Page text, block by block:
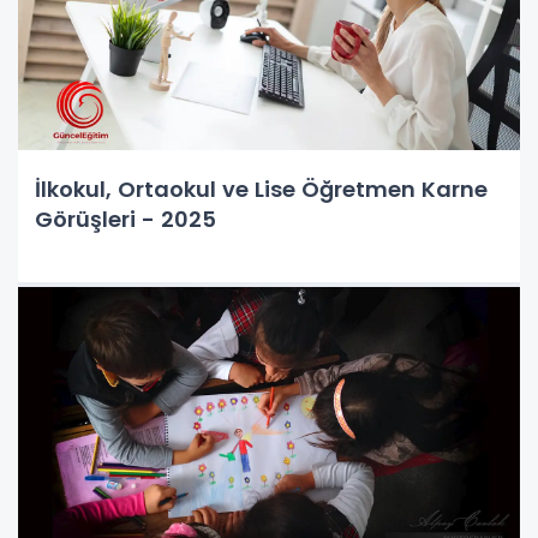
İlkokul, Ortaokul ve Lise Öğretmen Karne
Görüşleri - 2025